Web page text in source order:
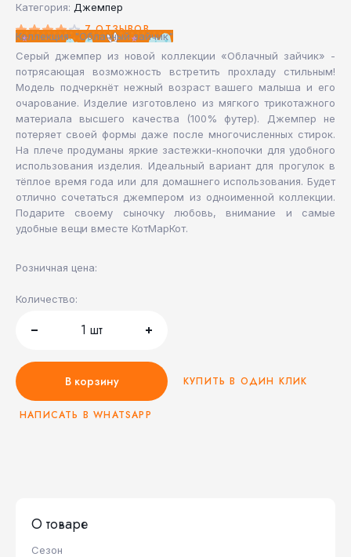
Категория: Джемпер
7 ОТЗЫВОВ
Коллекция: "Облачный зайчик"
Серый джемпер из новой коллекции «Облачный зайчик» -
потрясающая возможность встретить прохладу стильным!
Модель подчеркнёт нежный возраст вашего малыша и его
очарование. Изделие изготовлено из мягкого трикотажного
материала высшего качества (100% футер). Джемпер не
потеряет своей формы даже после многочисленных стирок.
На плече продуманы яркие застежки-кнопочки для удобного
использования изделия. Идеальный вариант для прогулок в
тёплое время года или для домашнего использования. Будет
отлично сочетаться джемпером из одноименной коллекции.
Подарите своему сыночку любовь, внимание и самые
удобные вещи вместе КотМарКот.
Розничная цена:
Количество:
1 шт
В корзину КУПИТЬ В ОДИН КЛИК
НАПИСАТЬ В WHATSAPP
О товаре
Сезон